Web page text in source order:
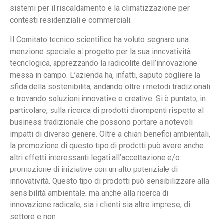
sistemi per il riscaldamento e la climatizzazione per
contesti residenziali e commerciali.
Il Comitato tecnico scientifico ha voluto segnare una
menzione speciale al progetto per la sua innovatività
tecnologica, apprezzando la radicolite dell’innovazione
messa in campo. L’azienda ha, infatti, saputo cogliere la
sfida della sostenibilità, andando oltre i metodi tradizionali
e trovando soluzioni innovative e creative. Si è puntato, in
particolare, sulla ricerca di prodotti dirompenti rispetto al
business tradizionale che possono portare a notevoli
impatti di diverso genere. Oltre a chiari benefici ambientali,
la promozione di questo tipo di prodotti può avere anche
altri effetti interessanti legati all’accettazione e/o
promozione di iniziative con un alto potenziale di
innovatività. Questo tipo di prodotti può sensibilizzare alla
sensibilità ambientale, ma anche alla ricerca di
innovazione radicale, sia i clienti sia altre imprese, di
settore e non.